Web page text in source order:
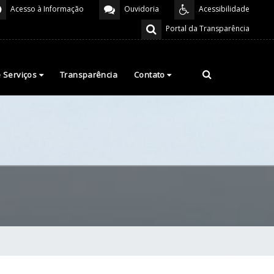
Acessibilidade
Ouvidoria
Acesso à Informação
Portal da Transparência
Serviços Transparência Contato